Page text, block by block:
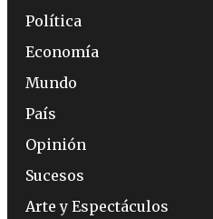
Política
Economía
Mundo
País
Opinión
Sucesos
Arte y Espectáculos